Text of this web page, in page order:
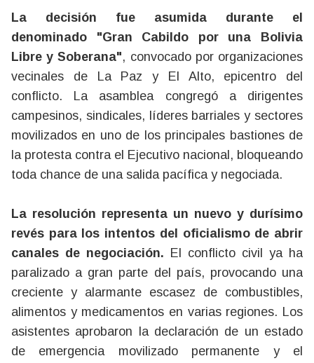
La decisión fue asumida durante el
denominado "Gran Cabildo por una Bolivia
Libre y Soberana", convocado por organizaciones
vecinales de La Paz y El Alto, epicentro del
conflicto. La asamblea congregó a dirigentes
campesinos, sindicales, líderes barriales y sectores
movilizados en uno de los principales bastiones de
la protesta contra el Ejecutivo nacional, bloqueando
toda chance de una salida pacífica y negociada.
La resolución representa un nuevo y durísimo
revés para los intentos del oficialismo de abrir
canales de negociación. El conflicto civil ya ha
paralizado a gran parte del país, provocando una
creciente y alarmante escasez de combustibles,
alimentos y medicamentos en varias regiones. Los
asistentes aprobaron la declaración de un estado
de emergencia movilizado permanente y el